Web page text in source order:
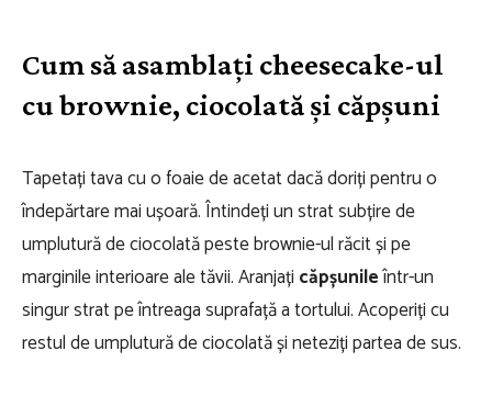
Cum să asamblați cheesecake-ul
cu brownie, ciocolată și căpșuni
Tapetați tava cu o foaie de acetat dacă doriți pentru o
îndepărtare mai ușoară. Întindeți un strat subțire de
umplutură de ciocolată peste brownie-ul răcit și pe
marginile interioare ale tăvii. Aranjați căpșunileîntr-un
singur strat pe întreaga suprafață a tortului. Acoperiți cu
restul de umplutură de ciocolată și neteziți partea de sus.